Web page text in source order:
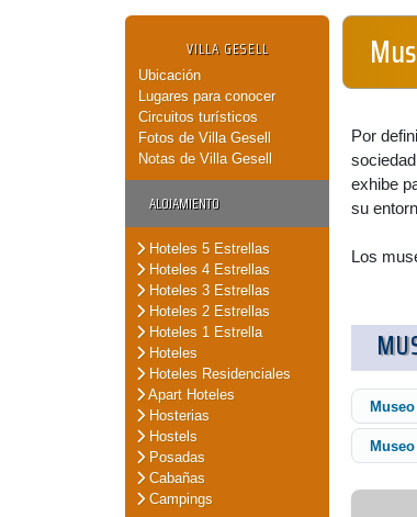
VILLA GESELL
Ubicación
Lugares para conocer
Circuitos turísticos
Fotos de Villa Gesell
Notas de Villa Gesell
ALOJAMIENTO
Hoteles 5 Estrellas
Hoteles 4 Estrellas
Hoteles 3 Estrellas
Hoteles 2 Estrellas
Hoteles 1 Estrella
Hoteles
Hoteles Residenciales
Apart Hoteles
Hosterias
Hostels
Posadas
Cabañas
Campings
Por
exhibe
su
Los